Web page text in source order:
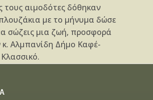
τους αιμοδότες δόθηκαν
με το μήνυμα δώσε
σώζεις μια ζωή, προσφορά
Αλμπανίδη Δήμο Καφέ-